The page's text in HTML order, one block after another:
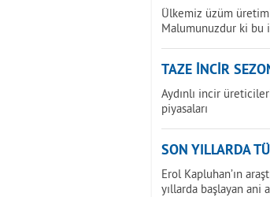
Ülkemiz üzüm
Malumunuzdur ki bu
TAZE İNCİR
Aydınlı incir
piyasaları
SON YILLARDA
Erol Kapluhan’ın
yıllarda başlayan ani